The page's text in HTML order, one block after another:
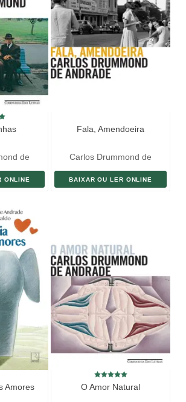
de
ONLINE
Fala, Amendoeira
Carlos Drummond de
BAIXAR OU LER ONLINE
Amores O Amor Natural